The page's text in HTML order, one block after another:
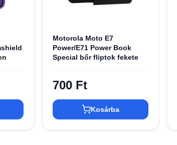
Motorola Moto E7
Power/E71 Power Book
Special bőr fliptok fekete
700 Ft
Kosárba